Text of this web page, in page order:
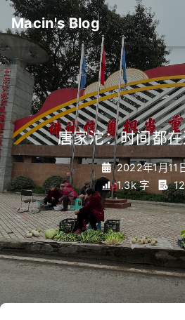
Macin's Blog
唐家沱：时间都
2022年1月11
1.3k 字
12